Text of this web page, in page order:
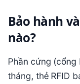
Bảo hành
nào?
Phần cứng (cổng
tháng, thẻ RFID